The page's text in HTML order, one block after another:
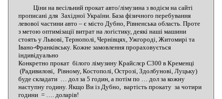
Ціни на весільний прокат авто/лімузина з водієм на сайті
прописані для Західної України. База фізичного перебування
левової частини авто – є місто Дубно, Рівненська область. Проте
з метою оптимізації витрат на логістику, деякі наші машини
стоять у Львові, Тернополі, Чернівцях, Ужгороді, Житомирі та
Івано-Франківську. Кожне замовлення прораховується
індивідуально
Конкретно прокат білого лімузину Крайслєр С300 в Кременці
(Радивилові, Рівному, Костополі, Острозі, Здолбунові, Луцьку)
буде складати … дол за 5 годин, а потім по … дол за кожну
наступну годину. Якщо Ви із Дубно, вартість прокату за чотири
години = …. доларів!